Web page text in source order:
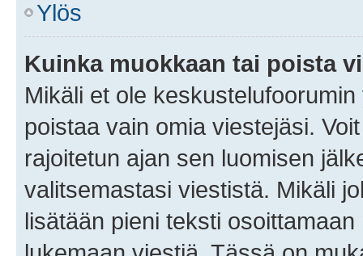
Ylös
Kuinka muokkaan tai poista
Mikäli et ole
poistaa vain omia viestejäsi.
rajoitetun ajan sen luomisen
valitsemastasi viestistä. Mikäli
lisätään pieni teksti